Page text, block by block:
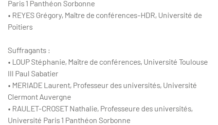
Paris 1 Panthéon Sorbonne
• REYES Grégory, Maître de conférences-HDR, Université de
Poitiers
Suffragants :
• LOUP Stéphanie, Maître de conférences, Université Toulouse
III Paul Sabatier
• MERIADE Laurent, Professeur des universités, Université
Clermont Auvergne
• RAULET-CROSET Nathalie, Professeure des universités,
Université Paris 1 Panthéon Sorbonne